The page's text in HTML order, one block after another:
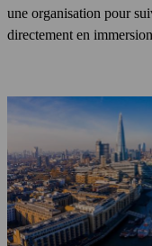
une organisation pour
directement en